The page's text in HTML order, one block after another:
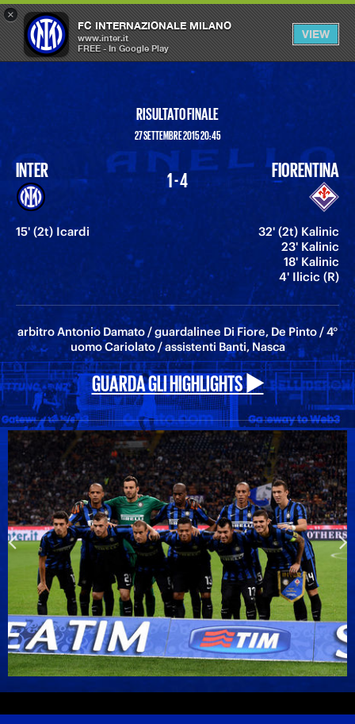
×
FC INTERNAZIONALE MILANO
www.inter.it
FREE - In Google Play
VIEW
OPEN
MENU
RISULTATO FINALE
27 SETTEMBRE 2015 20:45
INTER
15' (2t) Icardi
1 - 4 FIORENTINA
32' (2t) Kalinic
23' Kalinic
18' Kalinic
4' Ilicic (R)
arbitro Antonio Damato / guardalinee Di Fiore, De Pinto / 4°
uomo Cariolato / assistenti Banti, Nasca
GUARDA GLI HIGHLIGHTS ▶️